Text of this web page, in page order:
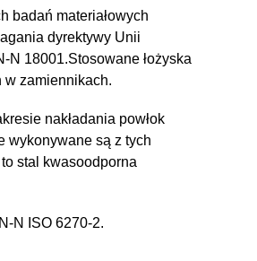
badań materiałowych
dyrektywy Unii
18001.Stosowane łożyska
w zamiennikach.
nakładania powłok
wykonywane są z tych
stal kwasoodporna
N ISO 6270-2.